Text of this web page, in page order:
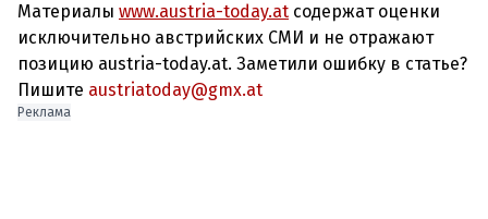
Материалы www.austria-today.at содержат оценки
исключительно австрийских СМИ и не отражают
позицию austria-today.at. Заметили ошибку в статье?
Пишите austriatoday@gmx.at
Реклама